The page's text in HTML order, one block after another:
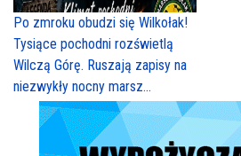
Po zmroku obudzi się Wilkołak!
Tysiące pochodni rozświetlą
Wilczą Górę. Ruszają zapisy na
niezwykły nocny marsz...